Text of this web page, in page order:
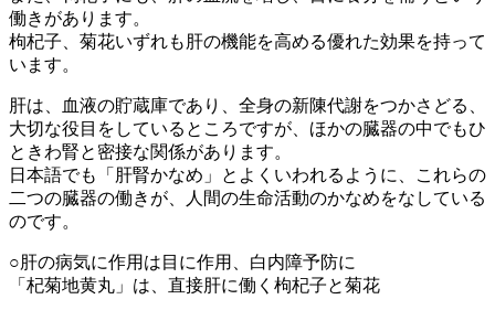
働きがあります。
枸杞子、菊花いずれも肝の機能を高める優れた効果を持って
います。
肝は、血液の貯蔵庫であり、全身の新陳代謝をつかさどる、
大切な役目をしているところですが、ほかの臓器の中でもひ
ときわ腎と密接な関係があります。
日本語でも「肝腎かなめ」とよくいわれるように、これらの
二つの臓器の働きが、人間の生命活動のかなめをなしている
のです。
○肝の病気に作用は目に作用、白内障予防に
「杞菊地黄丸」は、直接肝に働く枸杞子と菊花